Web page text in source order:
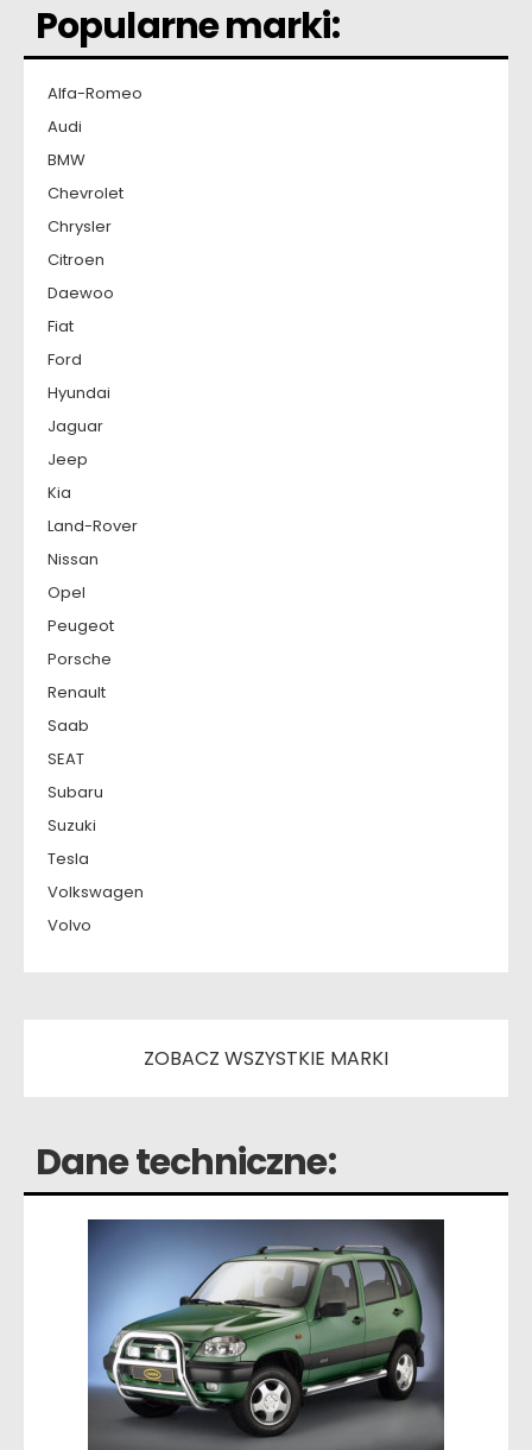
Popularne marki:
Alfa-Romeo
Audi
BMW
Chevrolet
Chrysler
Citroen
Daewoo
Fiat
Ford
Hyundai
Jaguar
Jeep
Kia
Land-Rover
Nissan
Opel
Peugeot
Porsche
Renault
Saab
SEAT
Subaru
Suzuki
Tesla
Volkswagen
Volvo
ZOBACZ WSZYSTKIE MARKI
Dane techniczne: